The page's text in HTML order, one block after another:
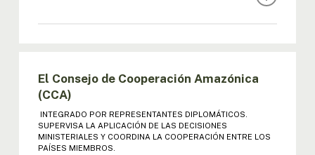
I REUNIÓN MINISTROS
II REUNIÓN MINISTROS: ACTA |
DECLARACIÓN
El Consejo de Cooperación Amazónica
(CCA)
INTEGRADO POR REPRESENTANTES DIPLOMÁTICOS.
SUPERVISA LA APLICACIÓN DE LAS DECISIONES
MINISTERIALES Y COORDINA LA COOPERACIÓN ENTRE LOS
PAÍSES MIEMBROS.